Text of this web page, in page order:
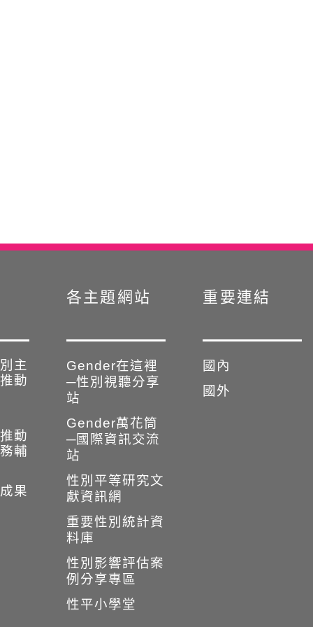
主
動
動
輔
果
各主題網站
Gender在這裡
─性別視聽分享
站
Gender萬花筒
─國際資訊交流
站
性別平等研究文
獻資訊網
重要性別統計資
料庫
性別影響評估案
例分享專區
性平小學堂
重要連結
國內
國外